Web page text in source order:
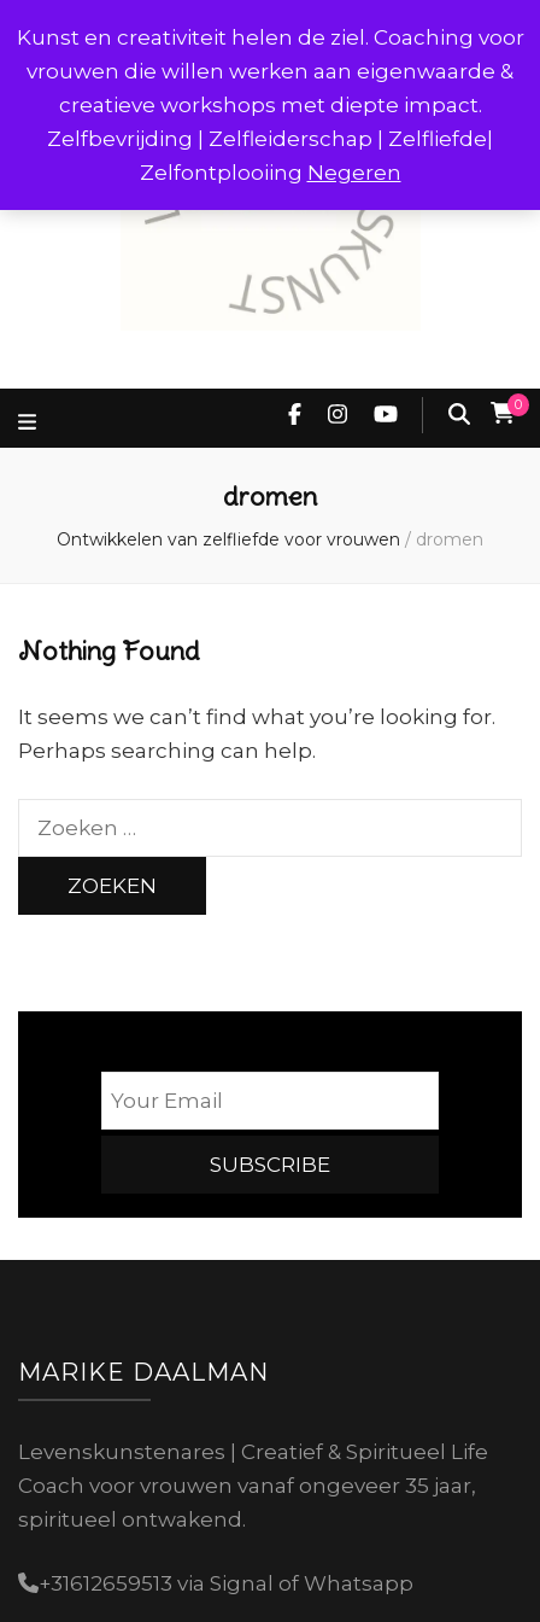
Kunst en creativiteit helen de ziel. Coaching voor
vrouwen die willen werken aan eigenwaarde &
creatieve workshops met diepte impact.
Zelfbevrijding | Zelfleiderschap | Zelfliefde|
Zelfontplooiing Negeren
0
dromen
Ontwikkelen van zelfliefde voor vrouwen / dromen
Nothing Found
It seems we can’t find what you’re looking for.
Perhaps searching can help.
Zoeken
MARIKE DAALMAN
Levenskunstenares | Creatief & Spiritueel Life
Coach voor vrouwen vanaf ongeveer 35 jaar,
spiritueel ontwakend.
+31612659513 via Signal of Whatsapp